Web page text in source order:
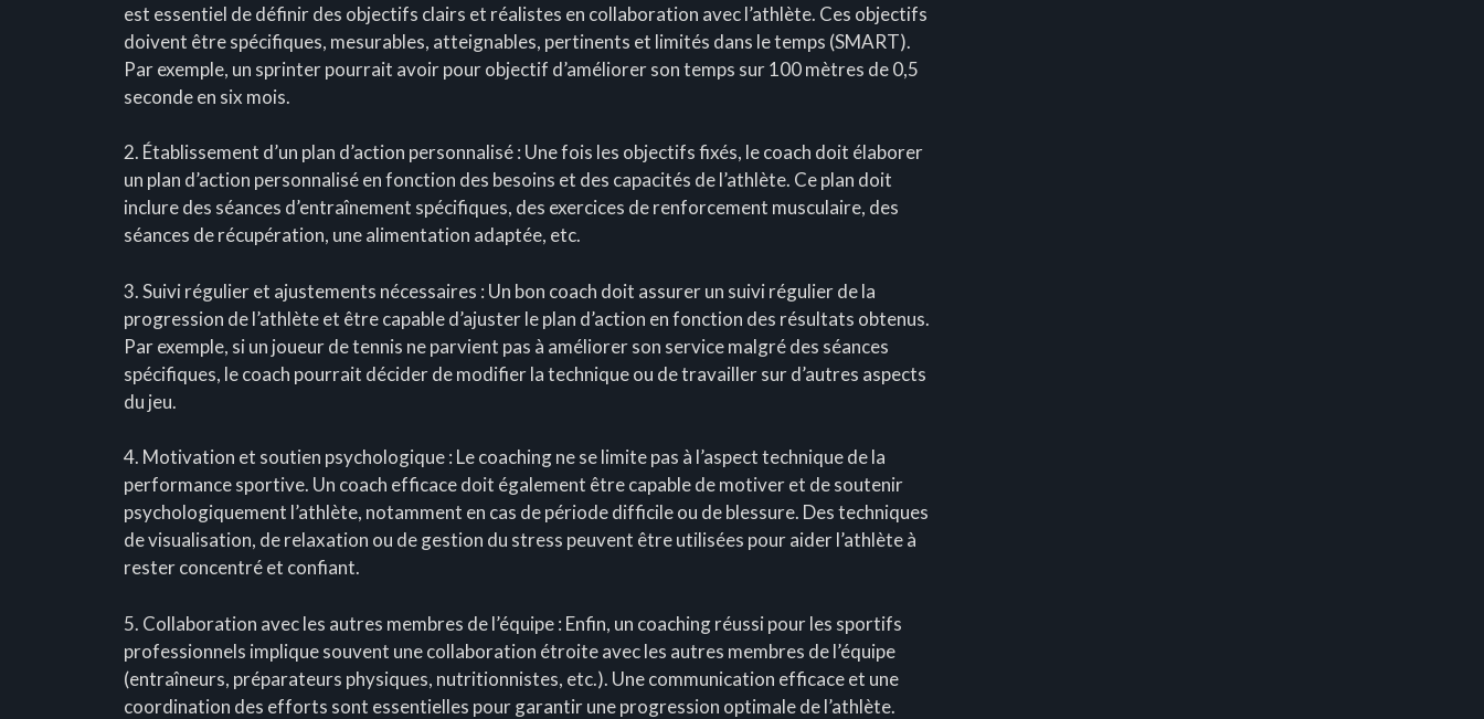
est essentiel de définir des objectifs clairs et réalistes en collaboration avec l’athlète. Ces objectifs
doivent être spécifiques, mesurables, atteignables, pertinents et limités dans le temps (SMART).
Par exemple, un sprinter pourrait avoir pour objectif d’améliorer son temps sur 100 mètres de 0,5
seconde en six mois.
2. Établissement d’un plan d’action personnalisé : Une fois les objectifs fixés, le coach doit élaborer
un plan d’action personnalisé en fonction des besoins et des capacités de l’athlète. Ce plan doit
inclure des séances d’entraînement spécifiques, des exercices de renforcement musculaire, des
séances de récupération, une alimentation adaptée, etc.
3. Suivi régulier et ajustements nécessaires : Un bon coach doit assurer un suivi régulier de la
progression de l’athlète et être capable d’ajuster le plan d’action en fonction des résultats obtenus.
Par exemple, si un joueur de tennis ne parvient pas à améliorer son service malgré des séances
spécifiques, le coach pourrait décider de modifier la technique ou de travailler sur d’autres aspects
du jeu.
4. Motivation et soutien psychologique : Le coaching ne se limite pas à l’aspect technique de la
performance sportive. Un coach efficace doit également être capable de motiver et de soutenir
psychologiquement l’athlète, notamment en cas de période difficile ou de blessure. Des techniques
de visualisation, de relaxation ou de gestion du stress peuvent être utilisées pour aider l’athlète à
rester concentré et confiant.
5. Collaboration avec les autres membres de l’équipe : Enfin, un coaching réussi pour les sportifs
professionnels implique souvent une collaboration étroite avec les autres membres de l’équipe
(entraîneurs, préparateurs physiques, nutritionnistes, etc.). Une communication efficace et une
coordination des efforts sont essentielles pour garantir une progression optimale de l’athlète.